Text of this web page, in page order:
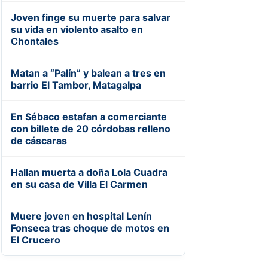
Joven finge su muerte para salvar
su vida en violento asalto en
Chontales
Matan a “Palín” y balean a tres en
barrio El Tambor, Matagalpa
En Sébaco estafan a comerciante
con billete de 20 córdobas relleno
de cáscaras
Hallan muerta a doña Lola Cuadra
en su casa de Villa El Carmen
Muere joven en hospital Lenín
Fonseca tras choque de motos en
El Crucero